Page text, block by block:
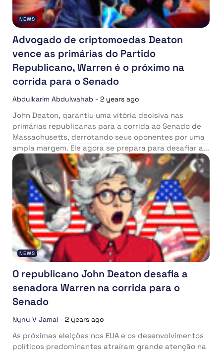
NEWS
Advogado de criptomoedas Deaton
vence as primárias do Partido
Republicano, Warren é o próximo na
corrida para o Senado
Abdulkarim Abdulwahab - 2 years ago
John Deaton, garantiu uma vitória decisiva nas
primárias republicanas para a corrida ao Senado de
Massachusetts, derrotando seus oponentes por uma
ampla margem. Ele agora se prepara para desafiar a...
NEWS
O republicano John Deaton desafia a
senadora Warren na corrida para o
Senado
Nynu V Jamal - 2 years ago
As próximas eleições nos EUA e os desenvolvimentos
políticos predominantes atraíram grande atenção na